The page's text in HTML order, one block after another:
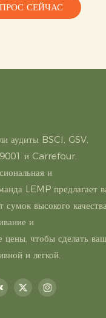
СЕЙЧАС
аудиты BSCI, GSV,
и Carrefour.
и
LEMP предлагает
высокого качества,
и
цены, чтобы сделать
и легкой.